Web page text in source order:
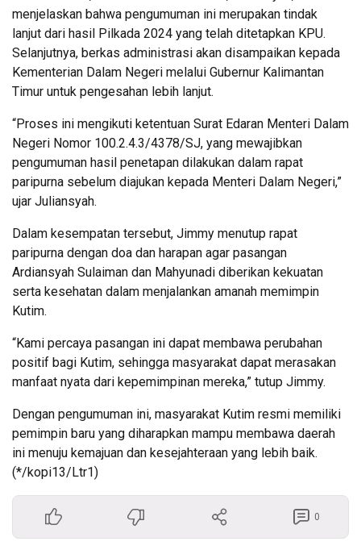
menjelaskan bahwa pengumuman ini merupakan tindak
lanjut dari hasil Pilkada 2024 yang telah ditetapkan KPU.
Selanjutnya, berkas administrasi akan disampaikan kepada
Kementerian Dalam Negeri melalui Gubernur Kalimantan
Timur untuk pengesahan lebih lanjut.
“Proses ini mengikuti ketentuan Surat Edaran Menteri Dalam
Negeri Nomor 100.2.4.3/4378/SJ, yang mewajibkan
pengumuman hasil penetapan dilakukan dalam rapat
paripurna sebelum diajukan kepada Menteri Dalam Negeri,”
ujar Juliansyah.
Dalam kesempatan tersebut, Jimmy menutup rapat
paripurna dengan doa dan harapan agar pasangan
Ardiansyah Sulaiman dan Mahyunadi diberikan kekuatan
serta kesehatan dalam menjalankan amanah memimpin
Kutim.
“Kami percaya pasangan ini dapat membawa perubahan
positif bagi Kutim, sehingga masyarakat dapat merasakan
manfaat nyata dari kepemimpinan mereka,” tutup Jimmy.
Dengan pengumuman ini, masyarakat Kutim resmi memiliki
pemimpin baru yang diharapkan mampu membawa daerah
ini menuju kemajuan dan kesejahteraan yang lebih baik.
(*/kopi13/Ltr1)
0